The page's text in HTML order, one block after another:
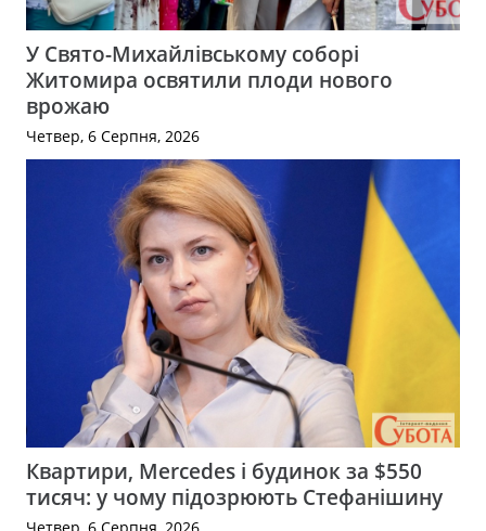
У Свято-Михайлівському соборі
Житомира освятили плоди нового
врожаю
Четвер, 6 Серпня, 2026
Квартири, Mercedes і будинок за $550
тисяч: у чому підозрюють Стефанішину
Четвер, 6 Серпня, 2026